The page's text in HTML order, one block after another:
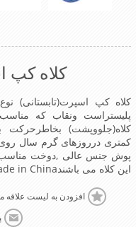
کلاه کپ
کلاه کپ اسپرت(تابستانی)
پلیستراست ونقاب که
کلاه(جلووپشت) بخاطرحرکت
کمتری درروزهای گرم سال
پوش جنس عالی ,دوخت
این کلاه می باشندmade in China
افزودن به لیست علاقه